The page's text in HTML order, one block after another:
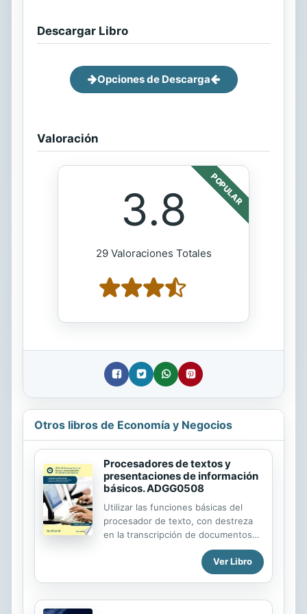
Descargar Libro
Opciones de Descarga
Valoración
POPULAR
3.8
29 Valoraciones Totales
Otros libros de Economía y Negocios
Procesadores de textos y
presentaciones de información
básicos. ADGG0508
Utilizar las funciones básicas del
procesador de texto, con destreza
en la transcripción de documentos
simples y elementales, obteniendo
copias exactas, e insertando objetos.
Utilizar las funciones básicas
depresentación gráfica,
Ver Libro